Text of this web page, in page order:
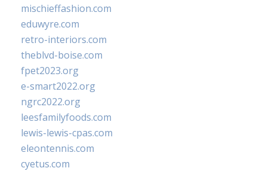
mischieffashion.com
eduwyre.com
retro-interiors.com
theblvd-boise.com
fpet2023.org
e-smart2022.org
ngrc2022.org
leesfamilyfoods.com
lewis-lewis-cpas.com
eleontennis.com
cyetus.com